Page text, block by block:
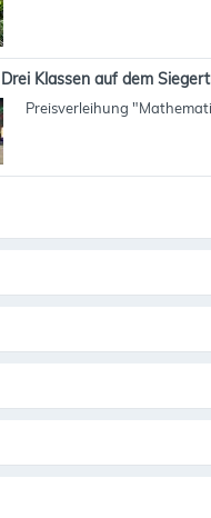
Drei Klassen auf dem
Preisverleihung